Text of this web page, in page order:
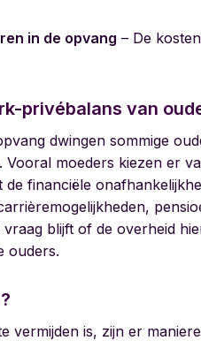
in de opvang – De
privébalans van
dwingen sommige
moeders kiezen er
financiële
blijft of de overheid
ouders.
vermijden is, zijn er